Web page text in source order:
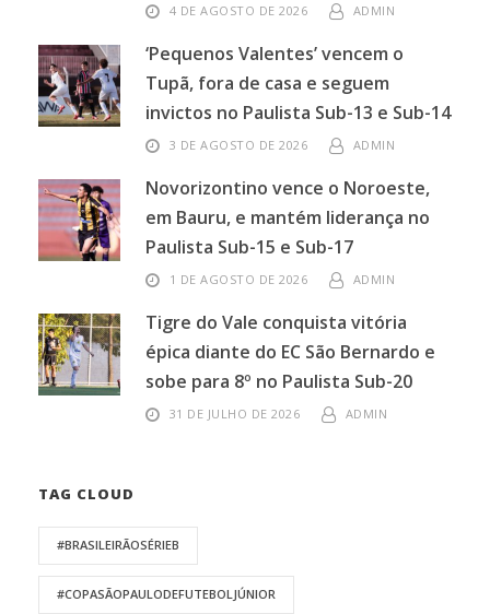
4 DE AGOSTO DE 2026 ADMIN
‘Pequenos Valentes’ vencem o
Tupã, fora de casa e seguem
invictos no Paulista Sub-13 e Sub-14
3 DE AGOSTO DE 2026 ADMIN
Novorizontino vence o Noroeste,
em Bauru, e mantém liderança no
Paulista Sub-15 e Sub-17
1 DE AGOSTO DE 2026 ADMIN
Tigre do Vale conquista vitória
épica diante do EC São Bernardo e
sobe para 8º no Paulista Sub-20
31 DE JULHO DE 2026 ADMIN
TAG CLOUD
#BRASILEIRÃOSÉRIEB
#COPASÃOPAULODEFUTEBOLJÚNIOR